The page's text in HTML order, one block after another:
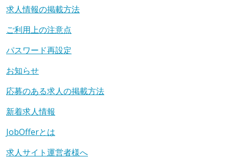
求人情報の掲載方法
ご利用上の注意点
パスワード再設定
お知らせ
応募のある求人の掲載方法
新着求人情報
JobOfferとは
求人サイト運営者様へ